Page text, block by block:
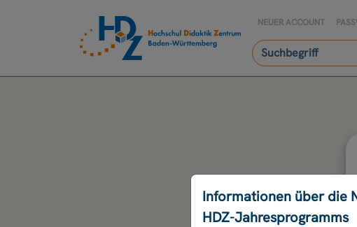
NEUER ACCOUNT
Informationen über die
HDZ-Jahresprogramms